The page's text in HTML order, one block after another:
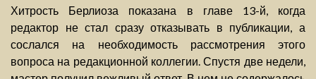
Хитрость Берлиоза показана в главе 13-й, когда
редактор не стал сразу отказывать в публикации, а
сослался на необходимость рассмотрения этого
вопроса на редакционной коллегии. Спустя две недели,